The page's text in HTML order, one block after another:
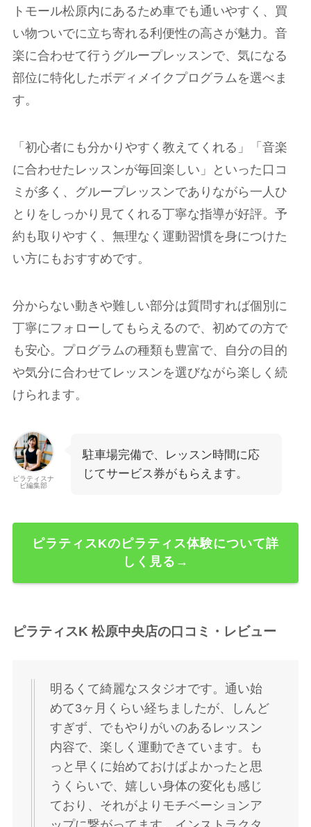
トモール松原内にあるため車でも通いやすく、買
い物ついでに立ち寄れる利便性の高さが魅力。音
楽に合わせて行うグループレッスンで、気になる
部位に特化したボディメイクプログラムを選べま
す。
「初心者にも分かりやすく教えてくれる」「音楽
に合わせたレッスンが毎回楽しい」といった口コ
ミが多く、グループレッスンでありながら一人ひ
とりをしっかり見てくれる丁寧な指導が好評。予
約も取りやすく、無理なく運動習慣を身につけた
い方にもおすすめです。
分からない動きや難しい部分は質問すれば個別に
丁寧にフォローしてもらえるので、初めての方で
も安心。プログラムの種類も豊富で、自分の目的
や気分に合わせてレッスンを選びながら楽しく続
けられます。
ピラティスナ
ビ編集部
駐車場完備で、レッスン時間に応
じてサービス券がもらえます。
ピラティスKのピラティス体験について詳
しく見る→
ピラティスK 松原中央店の口コミ・レビュー
明るくて綺麗なスタジオです。通い始
めて3ヶ月くらい経ちましたが、しんど
すぎず、でもやりがいのあるレッスン
内容で、楽しく運動できています。も
っと早くに始めておけばよかったと思
うくらいで、嬉しい身体の変化も感じ
ており、それがよりモチベーションア